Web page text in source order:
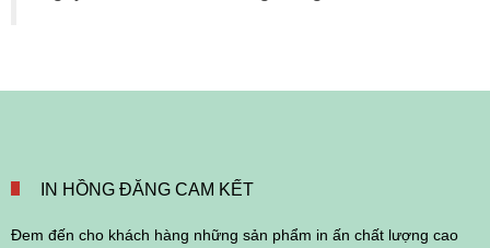
IN HỒNG ĐĂNG CAM KẾT
Đem đến cho khách hàng những sản phẩm in ấn chất lượng cao